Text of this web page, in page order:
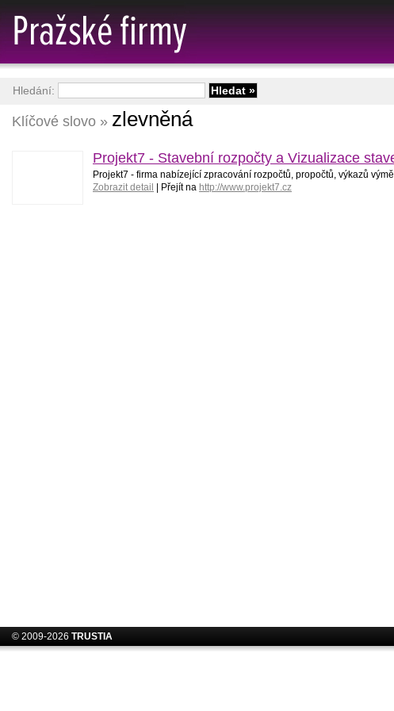
Klíčové slovo » zlevněná
Projekt7 - Stavební rozpočty a Vizualizace
Projekt7 - firma nabízející zpracování rozpočtů, propočtů, výkazů
Zobrazit detail
| Přejít na http://www.projekt7.cz
Hledání:
© 2009-2026 TRUSTIA